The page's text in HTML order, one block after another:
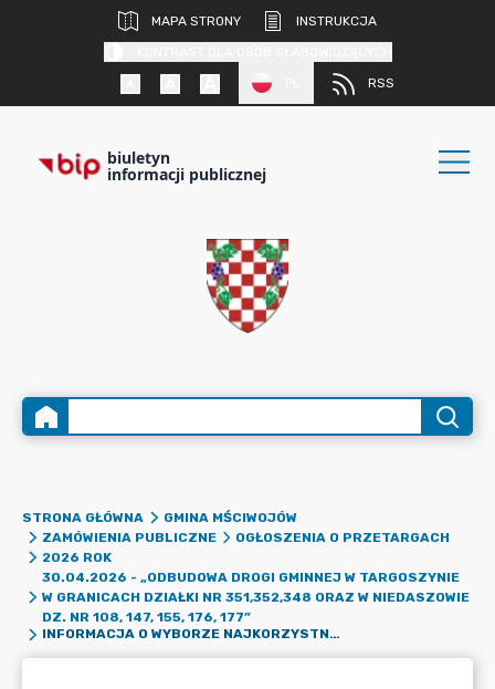
MAPA STRONY
INSTRUKCJA
RSS
biuletyn
informacji publicznej
STRONA GŁÓWNA
GMINA MŚCIWOJÓW
ZAMÓWIENIA PUBLICZNE
OGŁOSZENIA O PRZETARGACH
2026 ROK
30.04.2026 - „ODBUDOWA DROGI GMINNEJ W TARGOSZYNIE
W GRANICACH DZIAŁKI NR 351,352,348 ORAZ W NIEDASZOWIE
DZ. NR 108, 147, 155, 176, 177”
INFORMACJA O WYBORZE NAJKORZYSTNIEJSZEJ OFERTY